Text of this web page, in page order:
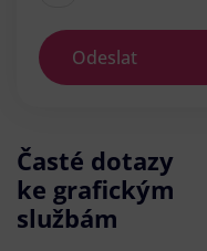
Odeslat
Časté dotazy
ke grafickým
službám